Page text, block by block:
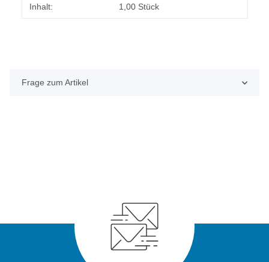
Produkteigenschaft
Wert
Inhalt: 1,00 Stück
Frage zum Artikel